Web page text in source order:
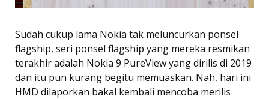
Sudah cukup lama Nokia tak meluncurkan ponsel
flagship, seri ponsel flagship yang mereka resmikan
terakhir adalah Nokia 9 PureView yang dirilis di 2019
dan itu pun kurang begitu memuaskan. Nah, hari ini
HMD dilaporkan bakal kembali mencoba merilis